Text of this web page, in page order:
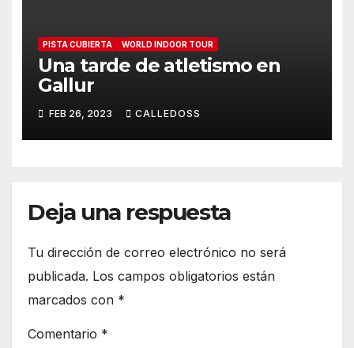
PISTA CUBIERTA WORLD INDOOR TOUR
Una tarde de atletismo en
Gallur
FEB 26, 2023 CALLEDOSS
Deja una respuesta
Tu dirección de correo electrónico no será
publicada. Los campos obligatorios están
marcados con *
Comentario *